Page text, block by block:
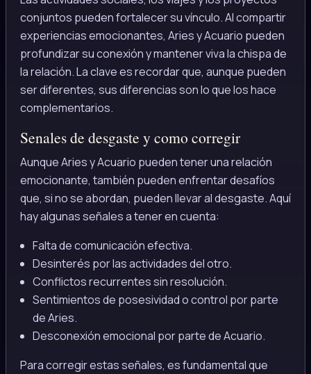
conjuntos pueden fortalecer su vínculo. Al compartir
experiencias emocionantes, Aries y Acuario pueden
profundizar su conexión y mantener viva la chispa de
la relación. La clave es recordar que, aunque pueden
ser diferentes, sus diferencias son lo que los hace
complementarios.
Senales de desgaste y como corregir
Aunque Aries y Acuario pueden tener una relación
emocionante, también pueden enfrentar desafíos
que, si no se abordan, pueden llevar al desgaste. Aquí
hay algunas señales a tener en cuenta:
Falta de comunicación efectiva.
Desinterés por las actividades del otro.
Conflictos recurrentes sin resolución.
Sentimientos de posesividad o control por parte
de Aries.
Desconexión emocional por parte de Acuario.
Para corregir estas señales, es fundamental que